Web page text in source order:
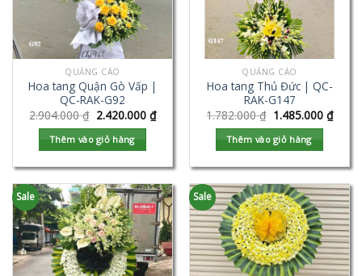
QUẢNG CÁO
Hoa tang Quận Gò Vấp |
QC-RAK-G92
2.904.000₫ 2.420.000 ₫
Thêm vào giỏ hàng
QUẢNG CÁO
Hoa tang Thủ Đức | QC-
RAK-G147
1.782.000₫ 1.485.000 ₫
Thêm vào giỏ hàng
Sale Sale